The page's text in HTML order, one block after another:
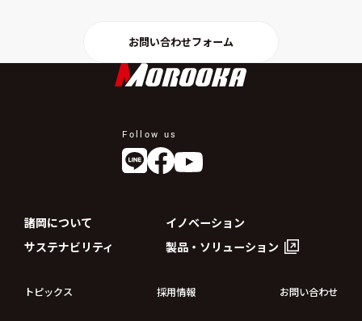
お問い合わせフォーム
Follow us
諸岡について
イノベーション
サステナビリティ
製品・ソリューション
トピックス 採用情報 お問い合わせ